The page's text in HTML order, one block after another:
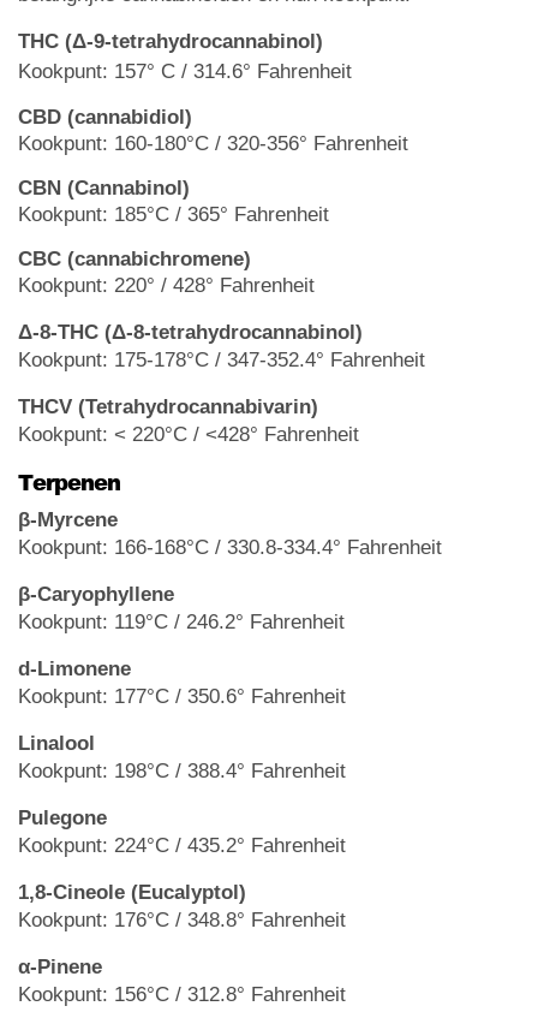
THC (Δ-9-tetrahydrocannabinol)
Kookpunt: 157° C / 314.6° Fahrenheit
CBD (cannabidiol)
Kookpunt: 160-180°C / 320-356° Fahrenheit
CBN (Cannabinol)
Kookpunt: 185°C / 365° Fahrenheit
CBC (cannabichromene)
Kookpunt: 220° / 428° Fahrenheit
Δ-8-THC (Δ-8-tetrahydrocannabinol)
Kookpunt: 175-178°C / 347-352.4° Fahrenheit
THCV (Tetrahydrocannabivarin)
Kookpunt: < 220°C / <428° Fahrenheit
Terpenen
β-Myrcene
Kookpunt: 166-168°C / 330.8-334.4° Fahrenheit
β-Caryophyllene
Kookpunt: 119°C / 246.2° Fahrenheit
d-Limonene
Kookpunt: 177°C / 350.6° Fahrenheit
Linalool
Kookpunt: 198°C / 388.4° Fahrenheit
Pulegone
Kookpunt: 224°C / 435.2° Fahrenheit
1,8-Cineole (Eucalyptol)
Kookpunt: 176°C / 348.8° Fahrenheit
α-Pinene
Kookpunt: 156°C / 312.8° Fahrenheit